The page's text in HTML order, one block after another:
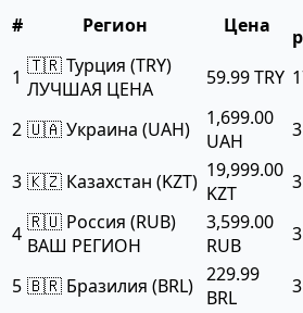
#
Регион Цена
1 🇹🇷 Турция (TRY)
ЛУЧШАЯ ЦЕНА
59.99 TRY
2 🇺🇦 Украина (UAH)
1,699.00
UAH
3 🇰🇿 Казахстан (KZT) 19,999.00
KZT
4 🇷🇺 Россия (RUB)
ВАШ РЕГИОН
3,599.00
RUB
5 🇧🇷 Бразилия (BRL) 229.99
BRL